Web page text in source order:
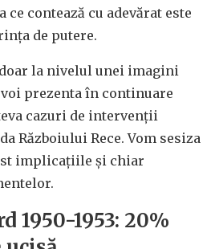
ce contează cu adevărat este
de putere.
la nivelul unei imagini
prezenta în continuare
cazuri de intervenții
Războiului Rece. Vom sesiza
implicațiile și chiar
1950-1953: 20%